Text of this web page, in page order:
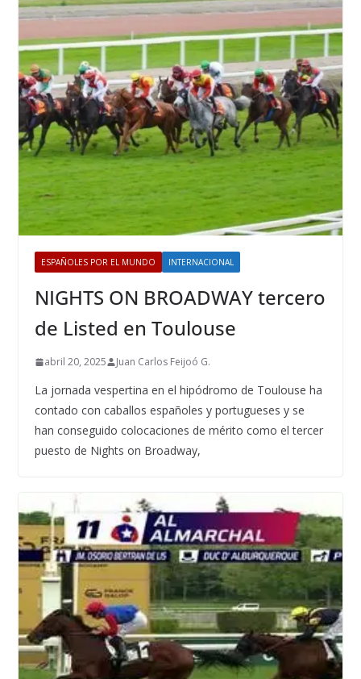
ESPAÑOLES POR EL MUNDO INTERNACIONAL
NIGHTS ON BROADWAY tercero
de Listed en Toulouse
abril 20, 2025 Juan Carlos Feijoó G.
La jornada vespertina en el hipódromo de Toulouse ha
contado con caballos españoles y portugueses y se
han conseguido colocaciones de mérito como el tercer
puesto de Nights on Broadway,